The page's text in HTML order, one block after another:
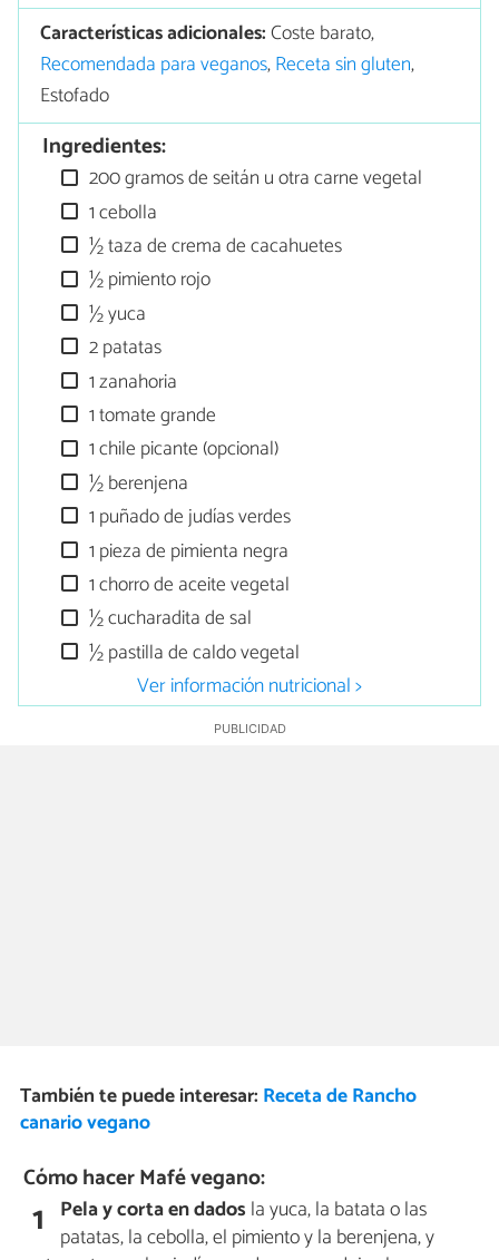
Características adicionales:Coste barato,
Recomendada para veganos,Receta sin gluten,
Estofado
Ingredientes:
200 gramos de seitán u otra carne vegetal
1 cebolla
½ taza de crema de cacahuetes
½ pimiento rojo
½ yuca
2 patatas
1 zanahoria
1 tomate grande
1 chile picante (opcional)
½ berenjena
1 puñado de judías verdes
1 pieza de pimienta negra
1 chorro de aceite vegetal
½ cucharadita de sal
½ pastilla de caldo vegetal
Ver información nutricional >
También te puede interesar: Receta de Rancho
canario vegano
Cómo hacer Mafé vegano:
1 Pela y corta en dados la yuca, la batata o las
patatas, la cebolla, el pimiento y la berenjena, y